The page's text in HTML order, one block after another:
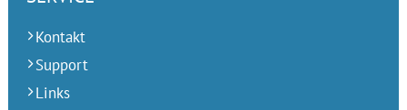
Kontakt
Support
Links